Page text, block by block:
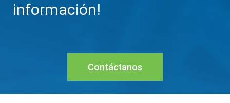
información!
Contáctanos